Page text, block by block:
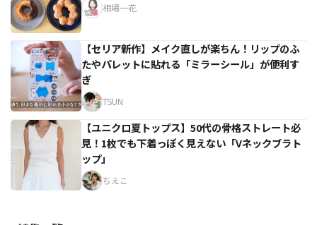
相場一花
【セリア新作】メイク直しが楽ちん！リップのふ
たやパレットに貼れる「ミラーシール」が便利す
ぎ
TSUN
【ユニクロ夏トップス】50代の骨格ストレート必
見！1枚でも下着っぽく見えない「Vネックブラト
ップ」
ちえこ